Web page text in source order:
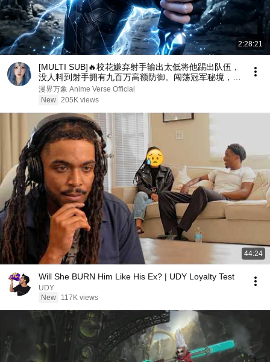
2:28:21
[MULTI SUB]🔥校花嫌弃射手输出太低将他踢出队伍，
没人料到射手拥有九百万高额防御。闯荡冠军秘境，直
接刷新校史纪录强势打脸！
漫界万象 Anime Verse Official
New 205K views
44:24
Will She BURN Him Like His Ex? | UDY Loyalty Test
UDY
New
117K views